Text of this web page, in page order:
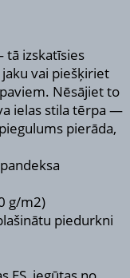
tā izskatīsies
vai piešķiriet
Nēsājiet to
ielas stila tērpa —
pierāda,
g/m2)
piedurkni